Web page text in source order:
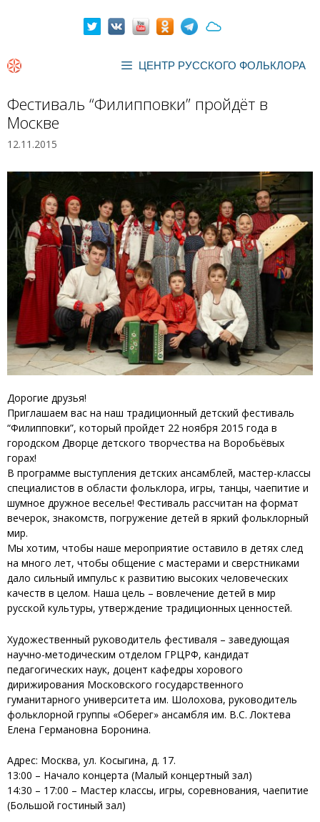
ЦЕНТР РУССКОГО ФОЛЬКЛОРА
Фестиваль “Филипповки” пройдёт в
Москве
12.11.2015
Дорогие друзья!
Приглашаем вас на наш традиционный детский фестиваль
“Филипповки”, который пройдет 22 ноября 2015 года в
городском Дворце детского творчества на Воробьёвых
горах!
В программе выступления детских ансамблей, мастер-классы
специалистов в области фольклора, игры, танцы, чаепитие и
шумное дружное веселье! Фестиваль рассчитан на формат
вечерок, знакомств, погружение детей в яркий фольклорный
мир.
Мы хотим, чтобы наше мероприятие оставило в детях след
на много лет, чтобы общение с мастерами и сверстниками
дало сильный импульс к развитию высоких человеческих
качеств в целом. Наша цель – вовлечение детей в мир
русской культуры, утверждение традиционных ценностей.
Художественный руководитель фестиваля – заведующая
научно-методическим отделом ГРЦРФ, кандидат
педагогических наук, доцент кафедры хорового
дирижирования Московского государственного
гуманитарного университета им. Шолохова, руководитель
фольклорной группы «Оберег» ансамбля им. В.С. Локтева
Елена Германовна Боронина.
Адрес: Москва, ул. Косыгина, д. 17.
13:00 – Начало концерта (Малый концертный зал)
14:30 – 17:00 – Мастер классы, игры, соревнования, чаепитие
(Большой гостиный зал)